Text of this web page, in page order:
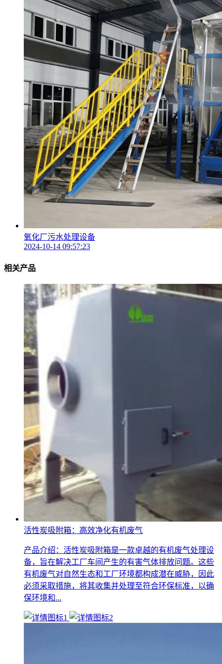
氧化厂污水处理设备
2024-10-14 09:57:23
相关产品
活性炭吸附箱：高效净化有机废气
产品介绍：活性炭吸附箱是一款卓越的有机废气处理设
备，旨在解决工厂车间产生的有害气体排放问题。这些
有机废气对自然生态和工厂环境都构成潜在威胁，因此
必须采取措施，将其收集并处理至符合环保标准，以确
保环境和...